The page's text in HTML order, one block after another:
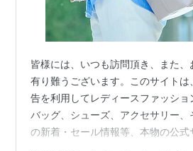
皆様には、いつも訪問頂き、また、
有り難うございます。このサイト
告を利用してレディースファッショ
バッグ、シューズ、アクセサリー
の新着・セール情報等、本物の公式